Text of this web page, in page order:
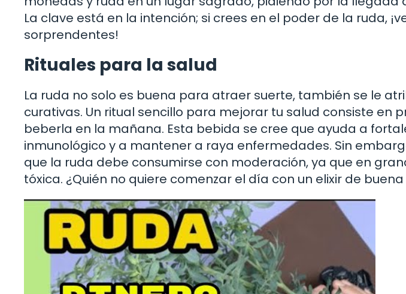
La clave está en la intención; si crees en el poder de la ruda,
sorprendentes!
Rituales para la salud
La ruda no solo es buena para atraer suerte, también se le
curativas. Un ritual sencillo para mejorar tu salud consiste en
beberla en la mañana. Esta bebida se cree que ayuda a
inmunológico y a mantener a raya enfermedades. Sin
que la ruda debe consumirse con moderación, ya que en
tóxica. ¿Quién no quiere comenzar el día con un elixir de